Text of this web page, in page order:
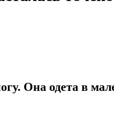
Она одета в